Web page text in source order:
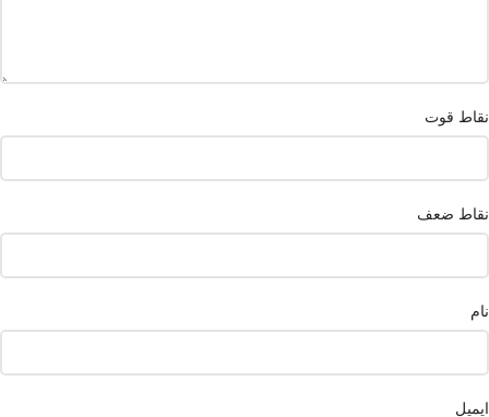
نقاط قوت
نقاط ضعف
نام
ایمیل